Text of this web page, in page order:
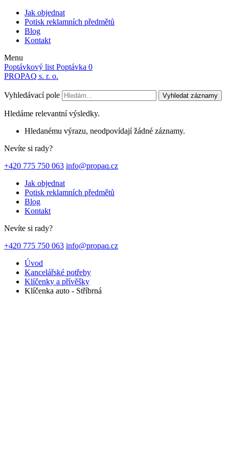
Jak objednat
Potisk reklamních předmětů
Blog
Kontakt
Menu
Poptávkový list Poptávka 0
PROPAQ s. r. o.
Vyhledávací pole Vyhledat záznamy
Hledáme relevantní výsledky.
Hledanému výrazu, neodpovídají žádné záznamy.
Nevíte si rady?
+420 775 750 063 info@propaq.cz
Jak objednat
Potisk reklamních předmětů
Blog
Kontakt
Nevíte si rady?
+420 775 750 063 info@propaq.cz
Úvod
Kancelářské potřeby
Klíčenky a přívěšky
Klíčenka auto - Stříbrná